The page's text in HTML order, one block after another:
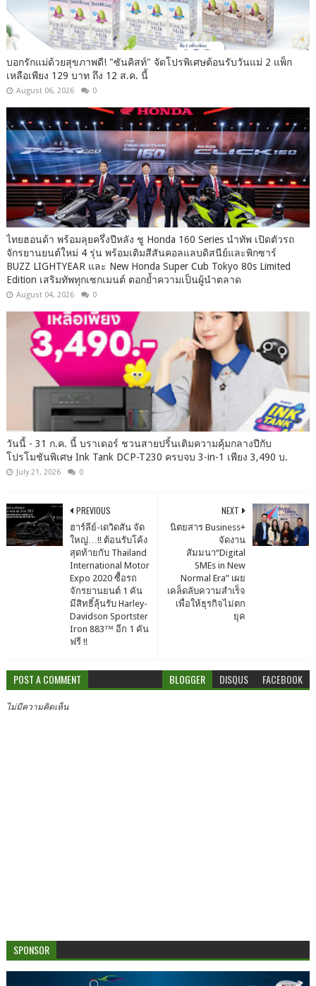
บอกรักแม่ด้วยสุขภาพดี! "ซันคิสท์" จัดโปรพิเศษต้อนรับวันแม่ 2 แพ็ก
เหลือเพียง 129 บาท ถึง 12 ส.ค. นี้
August 06, 2026 0
ไทยฮอนด้า พร้อมลุยครึ่งปีหลัง ชู Honda 160 Series นำทัพ เปิดตัวรถ
จักรยานยนต์ใหม่ 4 รุ่น พร้อมเติมสีสันคอลแลบดิสนีย์และพิกซาร์
BUZZ LIGHTYEAR และ New Honda Super Cub Tokyo 80s Limited
Edition เสริมทัพทุกเซกเมนต์ ตอกย้ำความเป็นผู้นำตลาด
August 04, 2026 0
วันนี้ - 31 ก.ค. นี้ บราเดอร์ ชวนสายปริ้นเติมความคุ้มกลางปีกับ
โปรโมชันพิเศษ Ink Tank DCP-T230 ครบจบ 3-in-1 เพียง 3,490 บ.
July 21, 2026 0
NEXT
นิตยสาร Business+
จัดงาน
สัมมนา“Digital
SMEs in New
Normal Era” เผย
เคล็ดลับความสำเร็จ
เพื่อให้ธุรกิจไม่ตก
ยุค
PREVIOUS
ฮาร์ลีย์-เดวิดสัน จัด
ใหญ่…!! ต้อนรับโค้ง
สุดท้ายกับ Thailand
International Motor
Expo 2020 ซื้อรถ
จักรยานยนต์ 1 คัน
มีสิทธิ์ลุ้นรับ Harley-
Davidson Sportster
Iron 883™ อีก 1 คัน
ฟรี !!
POST A COMMENT BLOGGER DISQUS FACEBOOK
ไม่มีความคิดเห็น
SPONSOR